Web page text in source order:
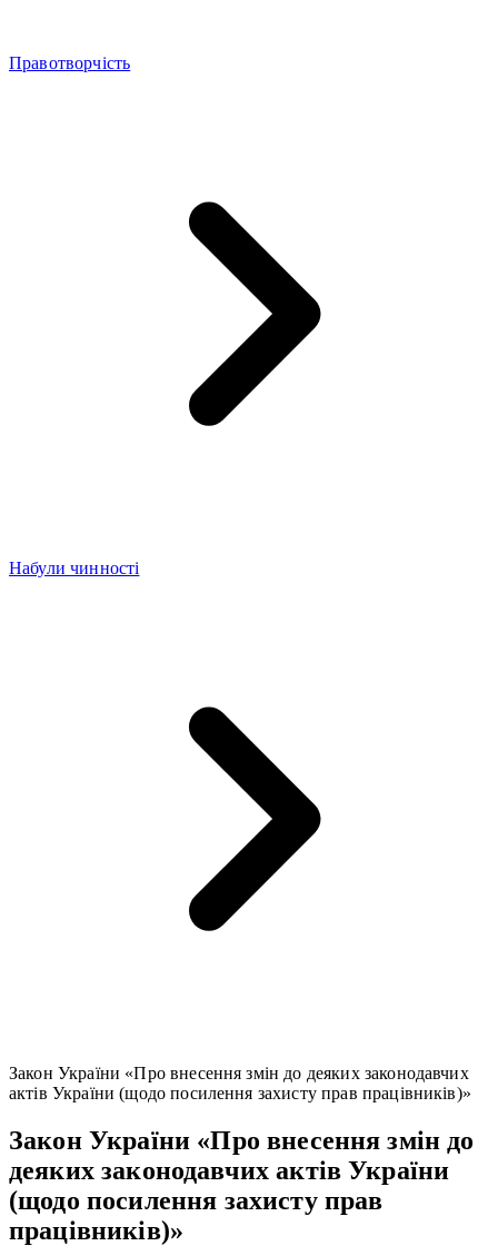
Правотворчість
Набули чинності
Закон України «Про внесення змін до деяких законодавчих
актів України (щодо посилення захисту прав працівників)»
Закон України «Про внесення змін до
деяких законодавчих актів України
(щодо посилення захисту прав
працівників)»